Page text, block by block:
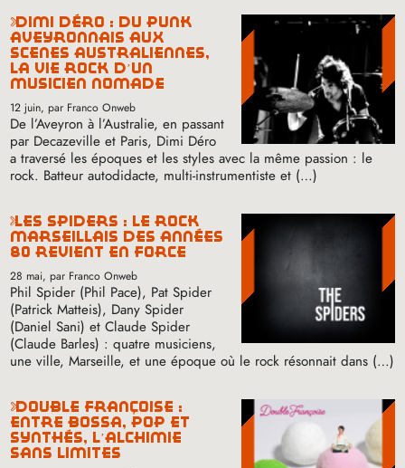
dimi déro : du punk
aveyronnais aux
scènes australiennes,
la vie rock d’un
musicien nomade
12 juin, par Franco Onweb
De l’Aveyron à l’Australie, en passant
par Decazeville et Paris, Dimi Déro
a traversé les époques et les styles avec la même passion : le
rock. Batteur autodidacte, multi-instrumentiste et (…)
les spiders : le rock
marseillais des années
80 revient en force
28 mai, par Franco Onweb
Phil Spider (Phil Pace), Pat Spider
(Patrick Matteis), Dany Spider
(Daniel Sani) et Claude Spider
(Claude Barles) : quatre musiciens,
une ville, Marseille, et une époque où le rock résonnait dans (…)
double françoise :
entre bossa, pop et
synthés, l’alchimie
sans limites